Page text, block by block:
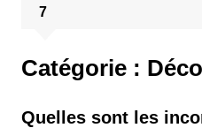
7
Catégorie :
Quelles sont les